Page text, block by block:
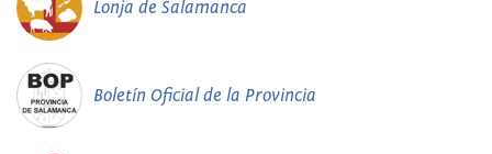
Lonja de Salamanca
Boletín Oficial de la Provincia